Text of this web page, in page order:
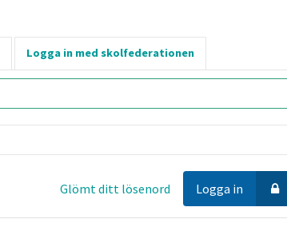
Logga in med skolfederationen
Logga in
Glömt ditt lösenord